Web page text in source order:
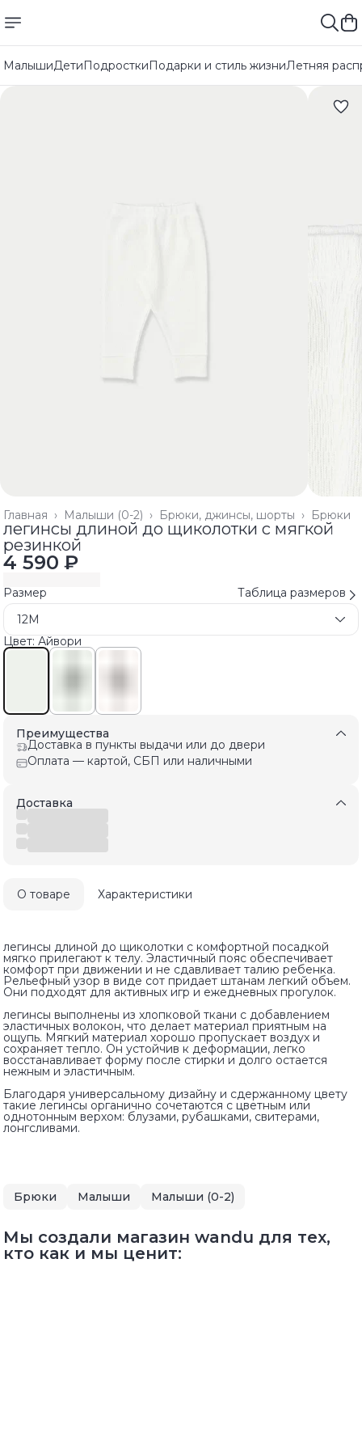
МалышиДетиПодросткиПодарки и стиль жизниЛетняя
Брюки
Брюки, джинсы, шорты ›
Малыши (0-2) ›
Главная ›
легинсы длиной до щиколотки с мягкой
резинкой
4 590 ₽
Размер
Таблица размеров
12M
Цвет: Айвори
Преимущества
Доставка в пункты выдачи или до двери
Оплата — картой, СБП или наличными
Доставка
О товаре Характеристики
легинсы длиной до щиколотки с комфортной посадкой
мягко прилегают к телу. Эластичный пояс обеспечивает
комфорт при движении и не сдавливает талию ребенка.
Рельефный узор в виде сот придает штанам легкий объем.
Они подходят для активных игр и ежедневных прогулок.
легинсы выполнены из хлопковой ткани с добавлением
эластичных волокон, что делает материал приятным на
ощупь. Мягкий материал хорошо пропускает воздух и
сохраняет тепло. Он устойчив к деформации, легко
восстанавливает форму после стирки и долго остается
нежным и эластичным.
Благодаря универсальному дизайну и сдержанному цвету
такие легинсы органично сочетаются с цветным или
однотонным верхом: блузами, рубашками, свитерами,
лонгсливами.
Брюки Малыши Малыши (0-2)
Мы создали магазин wandu для тех,
кто как и мы ценит: